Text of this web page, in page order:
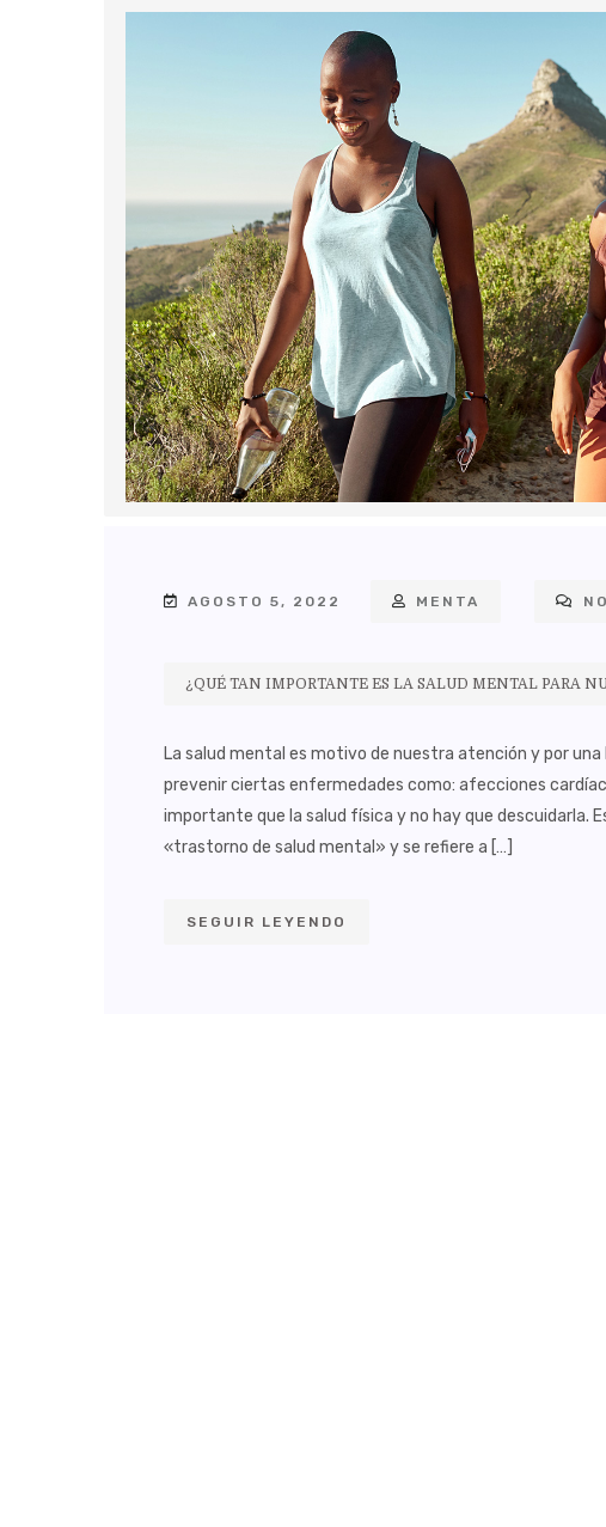
AGOSTO 5, 2022 MENTA
¿QUÉ TAN IMPORTANTE ES LA SALUD MENTAL PARA
La salud mental es motivo de nuestra atención y por
prevenir ciertas enfermedades como: afecciones
importante que la salud física y no hay que descuidarla.
«trastorno de salud mental» y se refiere a […]
SEGUIR LEYENDO